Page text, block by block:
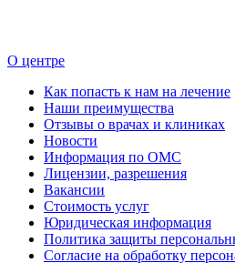
О центре
Как попасть к нам на лечение
Наши преимущества
Отзывы о врачах и клиниках
Новости
Информация по ОМС
Лицензии, разрешения
Вакансии
Стоимость услуг
Юридическая информация
Политика защиты
Согласие на обработку